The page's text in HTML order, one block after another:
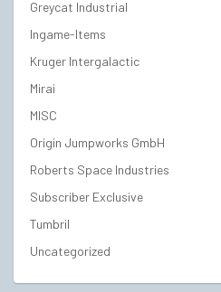
Greycat Industrial
Ingame-Items
Kruger Intergalactic
Mirai
MISC
Origin Jumpworks GmbH
Roberts Space Industries
Subscriber Exclusive
Tumbril
Uncategorized